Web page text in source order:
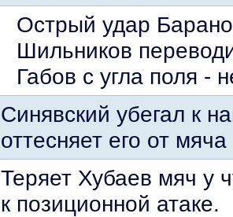
Острый удар
Шильников
Габов с угла поля -
Синявский убегал к
оттесняет его от
Теряет Хубаев мяч у
к позиционной атаке.